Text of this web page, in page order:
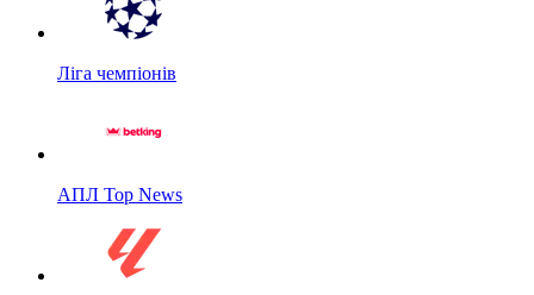
Ліга чемпіонів
АПЛ Top News